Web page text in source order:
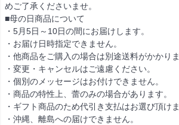
めご了承くださいませ。
■母の日商品について
・5月5日～10日の間にお届けします。
・お届け日時指定できません。
・他商品をご購入の場合は別途送料がかかりま
・変更・キャンセルはご遠慮ください。
・個別のメッセージはお付けできません。
・商品の特性上、蕾のみの場合があります。
・ギフト商品のため代引き支払はお選び頂けま
・沖縄、離島への届けできません。